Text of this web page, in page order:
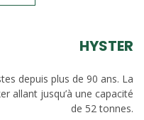
HYSTER
depuis plus de 90 ans. La
allant jusqu’à une capacité
de 52 tonnes.